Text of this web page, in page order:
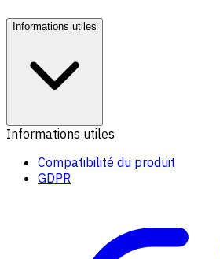
Informations utiles
Informations utiles
Compatibilité du produit
GDPR